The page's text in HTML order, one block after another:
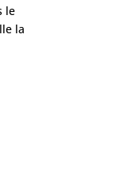
le
la